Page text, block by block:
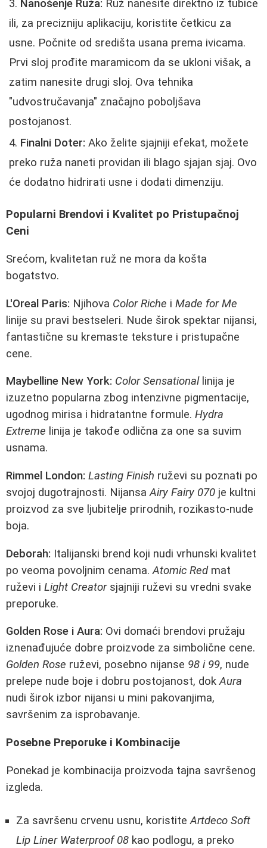
Nanošenje Ruža: Ruž nanesite direktno iz tubice
ili, za precizniju aplikaciju, koristite četkicu za
usne. Počnite od središta usana prema ivicama.
Prvi sloj prođite maramicom da se ukloni višak, a
zatim nanesite drugi sloj. Ova tehnika
"udvostručavanja" značajno poboljšava
postojanost.
Finalni Doter: Ako želite sjajniji efekat, možete
preko ruža naneti providan ili blago sjajan sjaj. Ovo
će dodatno hidrirati usne i dodati dimenziju.
Popularni Brendovi i Kvalitet po Pristupačnoj
Ceni
Srećom, kvalitetan ruž ne mora da košta
bogatstvo.
L'Oreal Paris: Njihova Color Riche i Made for Me
linije su pravi bestseleri. Nude širok spektar nijansi,
fantastične su kremaste teksture i pristupačne
cene.
Maybelline New York: Color Sensationallinija je
izuzetno popularna zbog intenzivne pigmentacije,
ugodnog mirisa i hidratantne formule. Hydra
Extreme linija je takođe odlična za one sa suvim
usnama.
Rimmel London: Lasting Finish ruževi su poznati po
svojoj dugotrajnosti. NijansaAiry Fairy 070 je kultni
proizvod za sve ljubitelje prirodnih, rozikasto-nude
boja.
Deborah: Italijanski brend koji nudi vrhunski kvalitet
po veoma povoljnim cenama.Atomic Redmat
ruževi i Light Creatorsjajniji ruževi su vredni svake
preporuke.
Golden Rose i Aura: Ovi domaći brendovi pružaju
iznenađujuće dobre proizvode za simbolične cene.
Golden Rose ruževi, posebno nijanse 98 i 99, nude
prelepe nude boje i dobru postojanost, dokAura
nudi širok izbor nijansi u mini pakovanjima,
savršenim za isprobavanje.
Posebne Preporuke i Kombinacije
Ponekad je kombinacija proizvoda tajna savršenog
izgleda.
Za savršenu crvenu usnu, koristiteArtdeco Soft
Lip Liner Waterproof 08 kao podlogu, a preko